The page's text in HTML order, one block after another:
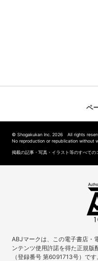
ペ
© Shogakukan Inc. 2026 All rights
No reproduction or republication without
掲載の記事・写真・イラスト等のすべての
ABJマークは、この電子書店・
ンテンツ使用許諾を得た正規版
（登録番号 第6091713号）で